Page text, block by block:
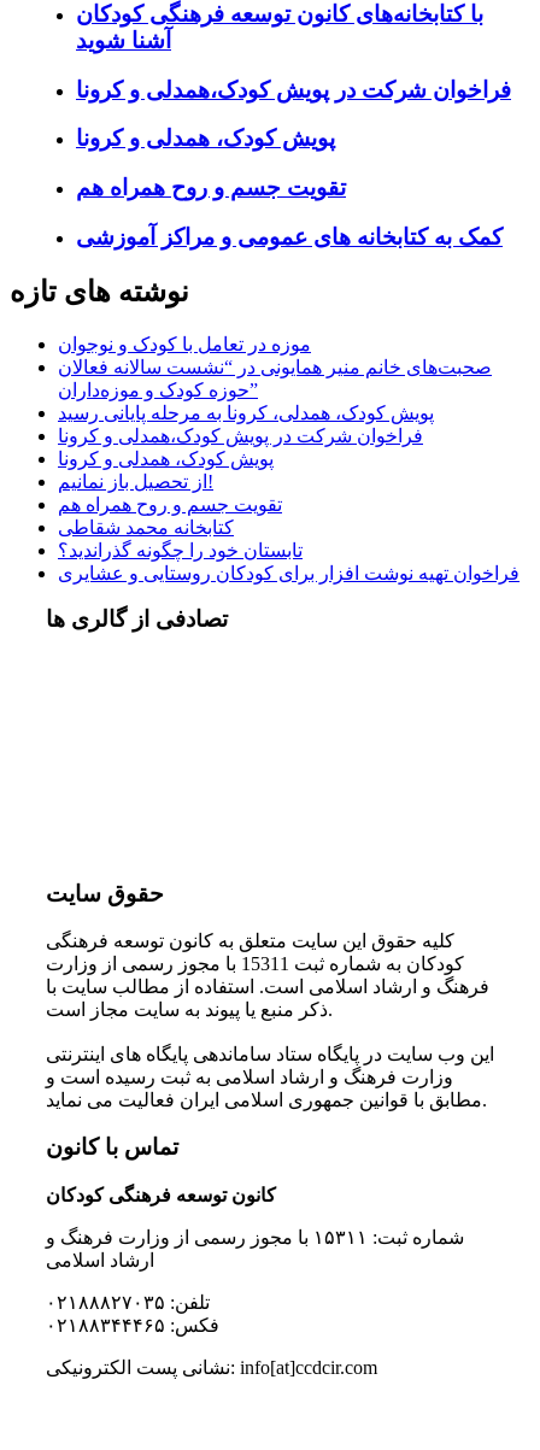
با کتابخانه‌های کانون توسعه فرهنگی کودکان
آشنا شوید
فراخوان شرکت در پویش کودک،همدلی و کرونا
پویش کودک، همدلی و کرونا
تقویت جسم و روح همراه هم
کمک به کتابخانه های عمومی و مراکز آموزشی
نوشته های تازه
موزه در تعامل با کودک و نوجوان
صحبت‌های خانم منیر همایونی در “نشست سالانه فعالان
حوزه کودک و موزه‌داران”
پویش کودک، همدلی، کرونا به مرحله پایانی رسید
فراخوان شرکت در پویش کودک،همدلی و کرونا
پویش کودک، همدلی و کرونا
از تحصیل باز نمانیم!
تقویت جسم و روح همراه هم
کتابخانه محمد شقاطی
تابستان خود را چگونه گذراندید؟
فراخوان تهیه نوشت افزار برای کودکان روستایی و عشایری
تصادفی از گالری ها
حقوق سایت
کلیه حقوق این سایت متعلق به کانون توسعه فرهنگی
کودکان به شماره ثبت 15311 با مجوز رسمی از وزارت
فرهنگ و ارشاد اسلامی است. استفاده از مطالب سایت با
ذکر منبع یا پیوند به سایت مجاز است.
این وب سایت در پایگاه ستاد ساماندهی پایگاه های اینترنتی
وزارت فرهنگ و ارشاد اسلامی به ثبت رسیده است و
مطابق با قوانین جمهوری اسلامی ایران فعالیت می نماید.
تماس با کانون
کانون توسعه فرهنگی کودکان
شماره ثبت: ۱۵۳۱۱ با مجوز رسمی از وزارت فرهنگ و
ارشاد اسلامی
تلفن: ۰۲۱۸۸۸۲۷۰۳۵
فکس: ۰۲۱۸۸۳۴۴۴۶۵
نشانی پست الکترونیکی: info[at]ccdcir.com